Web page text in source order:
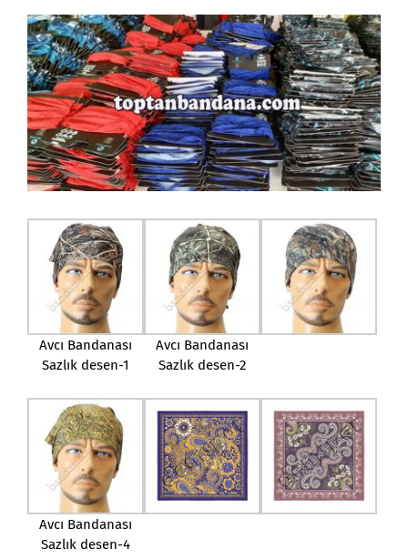
Avcı Bandanası
Sazlık desen-1
Avcı Bandanası
Sazlık desen-2
Avcı Bandanası
Sazlık desen-4